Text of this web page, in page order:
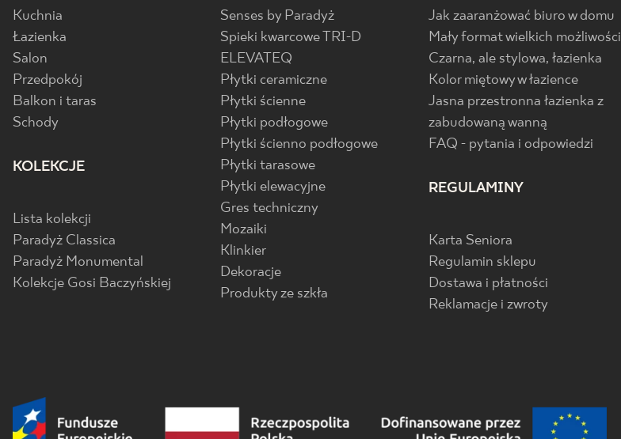
Kuchnia
Łazienka
Salon
Przedpokój
Balkon i taras
Schody
KOLEKCJE
Lista kolekcji
Paradyż Classica
Paradyż Monumental
Kolekcje Gosi Baczyńskiej
Senses by Paradyż
Spieki kwarcowe TRI-D
ELEVATEQ
Płytki ceramiczne
Płytki ścienne
Płytki podłogowe
Płytki ścienno podłogowe
Płytki tarasowe
Płytki elewacyjne
Gres techniczny
Mozaiki
Klinkier
Dekoracje
Produkty ze szkła
Jak zaaranżować biuro w domu
Mały format wielkich możliwości
Czarna, ale stylowa, łazienka
Kolor miętowy w łazience
Jasna przestronna łazienka z
zabudowaną wanną
FAQ - pytania i odpowiedzi
REGULAMINY
Karta Seniora
Regulamin sklepu
Dostawa i płatności
Reklamacje i zwroty